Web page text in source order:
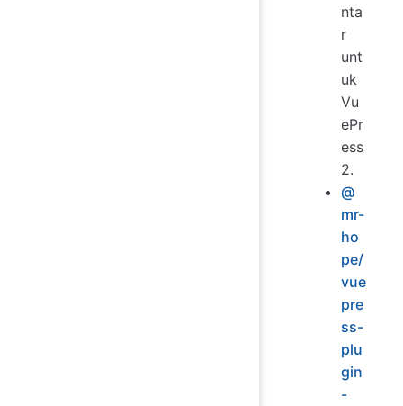
nta
r
unt
uk
Vu
ePr
ess
2.
@
mr-
ho
pe/
vue
pre
ss-
plu
gin
-